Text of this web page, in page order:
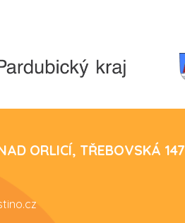
ORLICÍ, TŘEBOVSKÁ 147